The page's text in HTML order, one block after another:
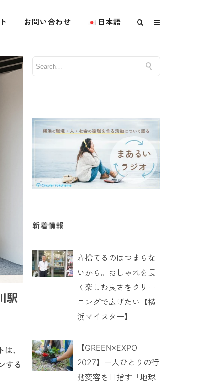
お問い合わせ 日本語
駅
、
する
新着情報
着捨てるのはつまらな
いから。おしゃれを長
く楽しむ良さをクリー
ニングで広げたい【横
浜マイスター】
【GREEN×EXPO
2027】一人ひとりの行
動変容を目指す「地球